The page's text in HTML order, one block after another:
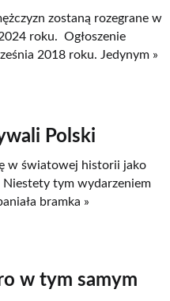
zostaną rozegrane w
roku. Ogłoszenie
2018 roku. Jedynym »
Polski
w światowej historii jako
tym wydarzeniem
bramka »
w tym samym